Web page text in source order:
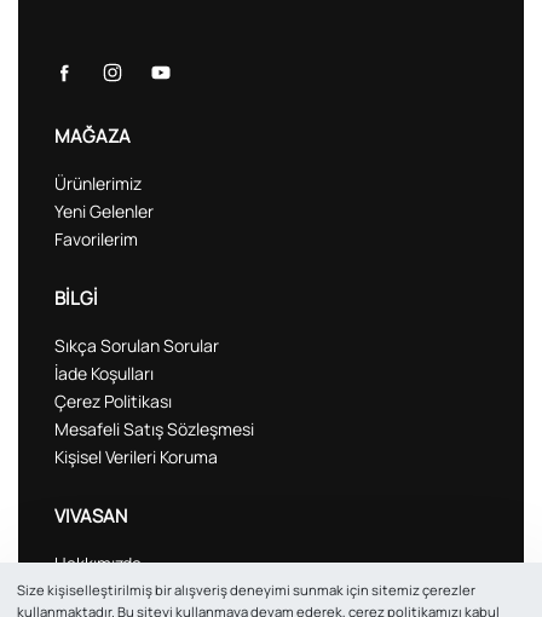
MAĞAZA
Ürünlerimiz
Yeni Gelenler
Favorilerim
BİLGİ
Sıkça Sorulan Sorular
İade Koşulları
Çerez Politikası
Mesafeli Satış Sözleşmesi
Kişisel Verileri Koruma
VIVASAN
Hakkımızda
Şubeler
Size kişiselleştirilmiş bir alışveriş deneyimi sunmak için sitemiz çerezler
kullanmaktadır. Bu siteyi kullanmaya devam ederek,çerez politikamızı kabul